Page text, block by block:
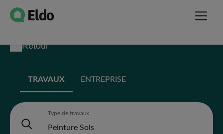
Retour
TRAVAUX ENTREPRISE
Type de travaux